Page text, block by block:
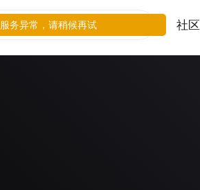
社区
服务异常，请稍候再试